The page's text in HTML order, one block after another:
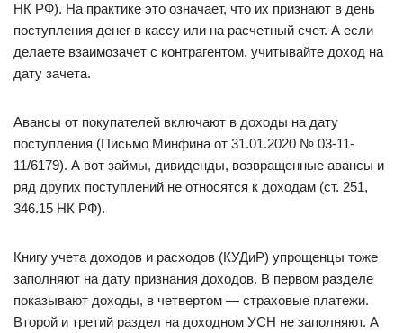
НК РФ). На практике это означает, что их признают в день
поступления денег в кассу или на расчетный счет. А если
делаете взаимозачет с контрагентом, учитывайте доход на
дату зачета.
Авансы от покупателей включают в доходы на дату
поступления (Письмо Минфина от 31.01.2020 № 03-11-
11/6179). А вот займы, дивиденды, возвращенные авансы и
ряд других поступлений не относятся к доходам (ст. 251,
346.15 НК РФ).
Книгу учета доходов и расходов (КУДиР) упрощенцы тоже
заполняют на дату признания доходов. В первом разделе
показывают доходы, в четвертом — страховые платежи.
Второй и третий раздел на доходном УСН не заполняют. А